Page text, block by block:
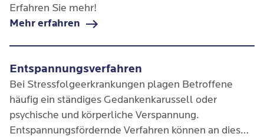
Erfahren Sie mehr!
Mehr erfahren
Entspannungsverfahren
Bei Stressfolgeerkrankungen plagen Betroffene
häufig ein ständiges Gedankenkarussell oder
psychische und körperliche Verspannung.
Entspannungsfördernde Verfahren können an dieser